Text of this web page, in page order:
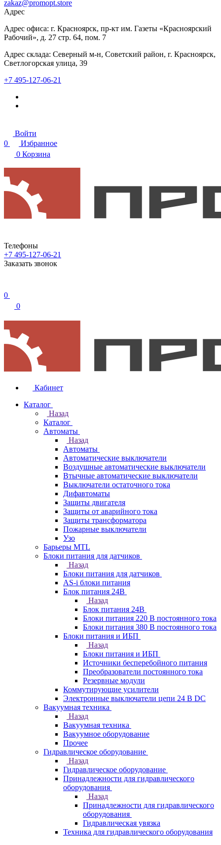
zakaz@promopt.store
Адрес
Адрес офиса: г. Красноярск, пр-кт им. Газеты «Красноярский
Рабочий», д. 27 стр. 64, пом. 7
Адрес склада: Северный м-н, Советский район, г. Красноярск,
Светлогорская улица, 39
+7 495-127-06-21
Войти
0
Избранное
0 Корзина
Телефоны
+7 495-127-06-21
Заказать звонок
0
0
Кабинет
Каталог
Назад
Каталог
Автоматы
Назад
Автоматы
Автоматические выключатели
Воздушные автоматические выключатели
Втычные автоматические выключатели
Выключатели остаточного тока
Дифавтоматы
Защиты двигателя
Защиты от аварийного тока
Защиты трансформатора
Пожарные выключатели
Узо
Барьеры MTL
Блоки питания для датчиков
Назад
Блоки питания для датчиков
AS-i блоки питания
Блок питания 24В
Назад
Блок питания 24В
Блоки питания 220 В постоянного тока
Блоки питания 380 В постоянного тока
Блоки питания и ИБП
Назад
Блоки питания и ИБП
Источники бесперебойного питания
Преобразователи постоянного тока
Резервные модули
Коммутирующие усилители
Электронные выключатели цепи 24 В DC
Вакуумная техника
Назад
Вакуумная техника
Вакуумное оборудование
Прочее
Гидравлическое оборудование
Назад
Гидравлическое оборудование
Принадлежности для гидравлического
оборудования
Назад
Принадлежности для гидравлического
оборудования
Гидравлическая увязка
Техника для гидравлического оборудования